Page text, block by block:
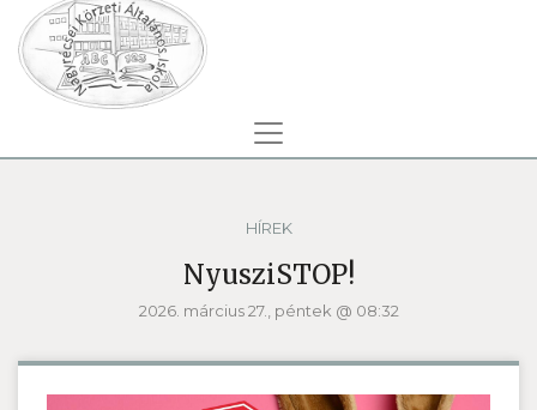
HÍREK
NyusziSTOP!
2026. március 27., péntek @ 08:32